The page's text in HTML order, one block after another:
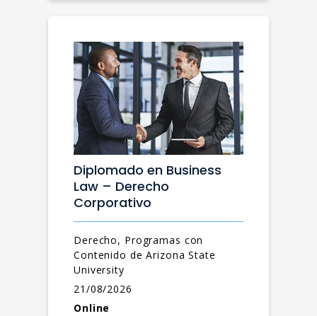
Diplomado en Business
Law – Derecho
Corporativo
Derecho, Programas con
Contenido de Arizona State
University
21/08/2026
Online